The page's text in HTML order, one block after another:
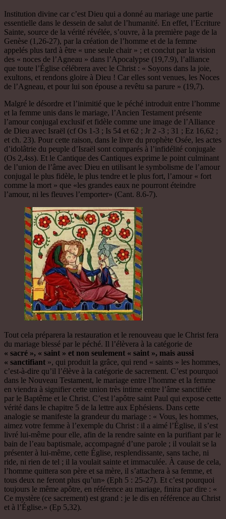
Institution divine car c’est Dieu qui a donné au mariage une partie
essentielle dans le dessein de salut de l’humanité. En effet, l’Ecriture
Sainte, source de la vérité révélée, s’ouvre, à la première page de la
Genèse (1,26-27), par la création de l’homme et de la femme
appelés plus tard à être « une seule chair » ; et conclut par la vision
des « noces de l’Agneau » dans l’Apocalypse (19,7.9), l’alliance
que toute l’Église célébrera avec le Christ : « Soyons dans la joie,
exultons, et rendons gloire à Dieu ! Car elles sont venues, les Noces
de l’Agneau, et pour lui son épouse a revêtu sa parure » (19,7).
Malgré le désordre et l’inimitié que le péché introduit entre l’homme
et la femme unis dans le mariage, l’Ancien Testament présente
l’amour conjugal exclusif et fidèle comme une image de l’Alliance
de Dieu avec Israël (cf Os 1-3 ; Is 54 et 62 ; Jr 2 -3 ; 31 ; Ez 16,62 ;
et ch. 23). Pour cette raison, dans le livre du prophète Osée, les actes
d’idolâtrie du peuple d’Israël sont comparés à l’infidélité conjugale
(Os 2,4ss). Et le Cantique des Cantiques exprime le point culminant
de l’union de l’âme avec Dieu en utilisant le symbolisme de l’amour
conjugal le plus fidèle, le plus tendre et le plus fort, l’amour « fort
comme la mort » que «les grandes eaux ne pourront éteindre
l’amour, ni les fleuves l’emporter» (Cant. 8.6-7).
Tout cela préparera la restauration et le renouveau que le Christ fera
du mariage blessé par le péché. Il l’élèvera à la catégorie de
« sacré », « saint » et non seulement « saint », mais aussi
« sanctifiant », qui produit la grâce, qui rend « saints » les hommes,
c’est-à-dire qu’il l’élève à la catégorie de sacrement. C’est pourquoi
dans le Nouveau Testament, le mariage entre l’homme et la femme
en viendra à signifier cette union très intime entre l’âme sanctifiée
par le Baptême et le Christ. C’est l’apôtre saint Paul qui expose cette
vérité dans le chapitre 5 de la lettre aux Ephésiens. Dans cette
analogie se manifeste la grandeur du mariage : « Vous, les hommes,
aimez votre femme à l’exemple du Christ : il a aimé l’Église, il s’est
livré lui-même pour elle, afin de la rendre sainte en la purifiant par le
bain de l’eau baptismale, accompagné d’une parole ; il voulait se la
présenter à lui-même, cette Église, resplendissante, sans tache, ni
ride, ni rien de tel ; il la voulait sainte et immaculée. À cause de cela,
l’homme quittera son père et sa mère, il s’attachera à sa femme, et
tous deux ne feront plus qu’un» (Eph 5 : 25-27). Et c’est pourquoi
toujours le même apôtre, en référence au mariage, finira par dire : «
Ce mystère (ce sacrement) est grand : je le dis en référence au Christ
et à l’Église.» (Ep 5,32).